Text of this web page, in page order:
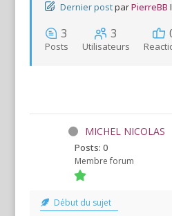
Dernier postparPierreBB
3
Posts
3
Utilisateurs
MICHEL NICOLAS
Posts: 0
Membre forum
Début du sujet